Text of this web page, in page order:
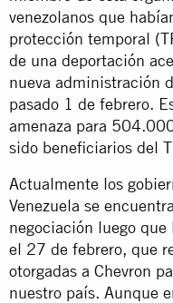
venezolanos que
protección temporal
de una deportación
nueva administración
pasado 1 de febrero.
amenaza para
sido beneficiarios del
Actualmente los
Venezuela se
negociación luego
el 27 de febrero, que
otorgadas a Chevron
nuestro país. Aunque